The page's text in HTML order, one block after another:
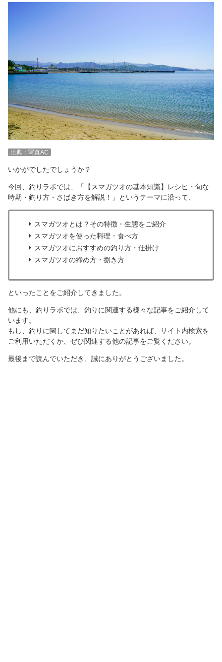
出典：写真AC
いかがでしたでしょうか？
今回、釣りラボでは、「【スマガツオの基本知識】レシピ・旬な
時期・釣り方・さばき方を解説！」というテーマに沿って、
スマガツオとは？その特徴・生態をご紹介
スマガツオを使った料理・食べ方
スマガツオにおすすめの釣り方・仕掛け
スマガツオの締め方・捌き方
といったことをご紹介してきました。
他にも、釣りラボでは、釣りに関連する様々な記事をご紹介して
います。
もし、釣りに関してまだ知りたいことがあれば、サイト内検索を
ご利用いただくか、ぜひ関連する他の記事をご覧ください。
最後まで読んでいただき、誠にありがとうございました。